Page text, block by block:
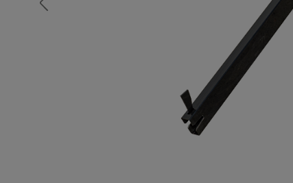
Тачки строительные и садовые
Лестницы и стремянки
Штукатурные комплекты
Сварочные аппараты
Тепловые пушки
Металл и металлообработка